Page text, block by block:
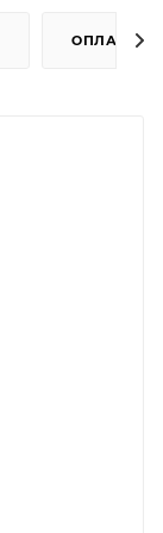
ОПЛАТА